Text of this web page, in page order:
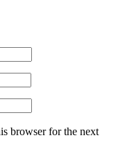
browser for the next